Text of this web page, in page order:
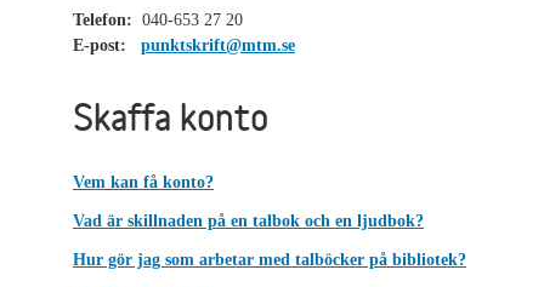
Telefon: 040-653 27 20
E-post:
punktskrift@mtm.se
Skaffa konto
Vem kan få konto?
Vad är skillnaden på en talbok och en ljudbok?
Hur gör jag som arbetar med talböcker på bibliotek?